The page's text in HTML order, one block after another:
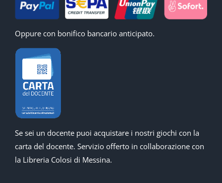
Oppure con bonifico bancario anticipato.
Se sei un docente puoi acquistare i nostri giochi con la
carta del docente. Servizio offerto in collaborazione con
la Libreria Colosi di Messina.